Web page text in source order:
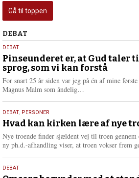
Gå til toppen
Debat
DEBAT
5.
august
2026
DEBAT
Pinseunderet er, at Gud taler
sprog, som vi kan forstå
For snart 25 år siden var jeg på én af mine
Magnus Malm som åndelig…
e
r
e
25.
juli
2026
DEBAT, PERSONER
Hvad kan kirken lære af nye
Nye troende finder sjældent vej til troen gennem
ny ph.d.-afhandling viser, at troen vokser frem
9.
DEBAT